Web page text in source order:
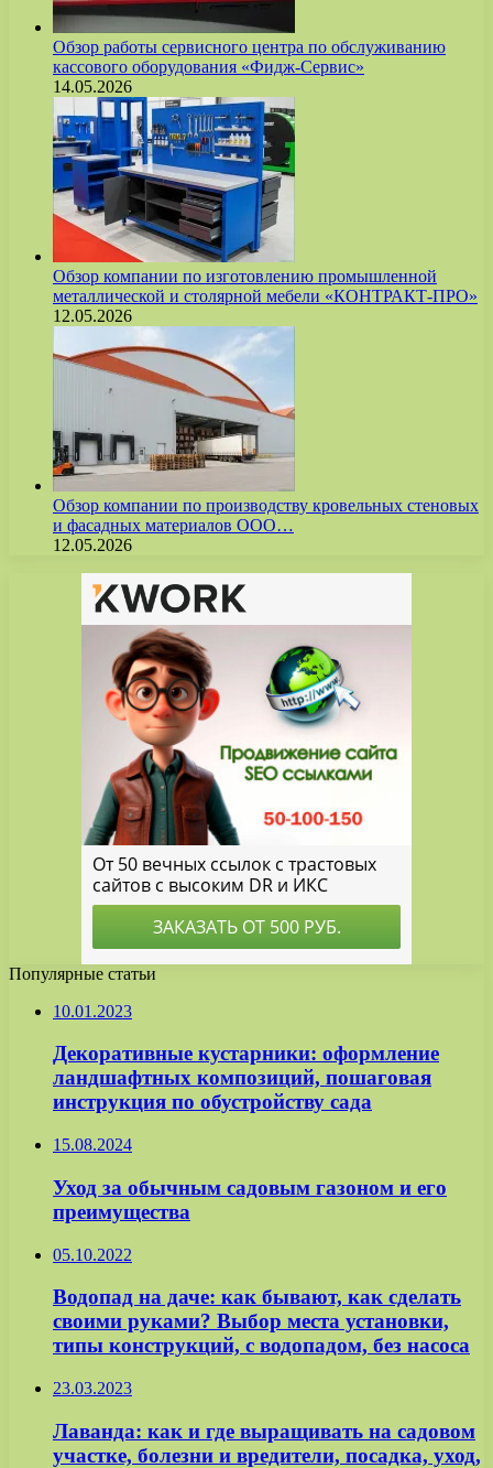
Обзор работы сервисного центра по обслуживанию
кассового оборудования «Фидж-Сервис»
14.05.2026
Обзор компании по изготовлению промышленной
металлической и столярной мебели «КОНТРАКТ-ПРО»
12.05.2026
Обзор компании по производству кровельных стеновых
и фасадных материалов ООО…
12.05.2026
Популярные статьи
10.01.2023
Декоративные кустарники: оформление
ландшафтных композиций, пошаговая
инструкция по обустройству сада
15.08.2024
Уход за обычным садовым газоном и его
преимущества
05.10.2022
Водопад на даче: как бывают, как сделать
своими руками? Выбор места установки,
типы конструкций, с водопадом, без насоса
23.03.2023
Лаванда: как и где выращивать на садовом
участке, болезни и вредители, посадка, уход,